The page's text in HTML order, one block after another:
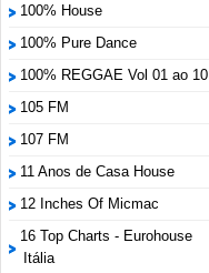
100% House
100% Pure Dance
100% REGGAE Vol 01 ao 10
105 FM
107 FM
11 Anos de Casa House
12 Inches Of Micmac
16 Top Charts - Eurohouse
Itália